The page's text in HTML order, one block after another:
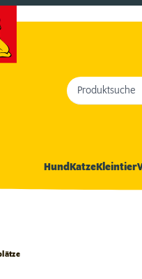
Produktsuche
HundKatzeKleintier